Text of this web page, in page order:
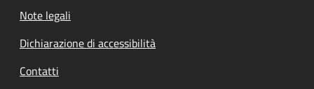
Note legali
Dichiarazione di accessibilità
Contatti